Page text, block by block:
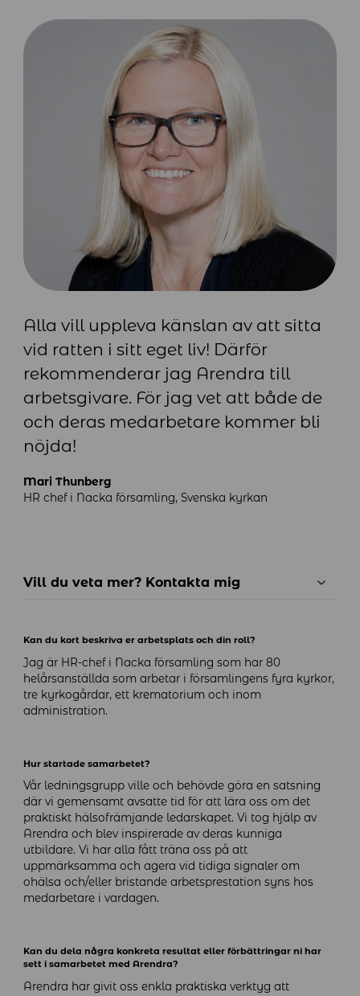
Alla vill uppleva känslan av att sitta
vid ratten i sitt eget liv! Därför
rekommenderar jag Arendra till
arbetsgivare. För jag vet att både de
och deras medarbetare kommer bli
nöjda!
Mari Thunberg
HR chef i Nacka församling, Svenska kyrkan
Vill du veta mer? Kontakta mig
Kan du kort beskriva er arbetsplats och din roll?
Jag är HR-chef i Nacka församling som har 80
helårsanställda som arbetar i församlingens fyra kyrkor,
tre kyrkogårdar, ett krematorium och inom
administration.
Hur startade samarbetet?
Vår ledningsgrupp ville och behövde göra en satsning
där vi gemensamt avsatte tid för att lära oss om det
praktiskt hälsofrämjande ledarskapet. Vi tog hjälp av
Arendra och blev inspirerade av deras kunniga
utbildare. Vi har alla fått träna oss på att
uppmärksamma och agera vid tidiga signaler om
ohälsa och/eller bristande arbetsprestation syns hos
medarbetare i vardagen.
Kan du dela några konkreta resultat eller förbättringar ni har
sett i samarbetet med Arendra?
Arendra har givit oss enkla praktiska verktyg att